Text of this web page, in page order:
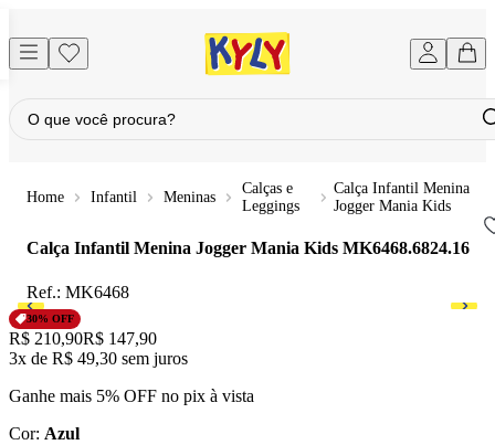
Infantil Meninas
Calças e
Leggings
Calça Infantil Menina
Jogger Mania Kids
Calça Infantil Menina Jogger Mania Kids MK6468.6824.16
Ref.: MK6468
30% OFF
Original price:
R$ 210,90Price:
R$ 147,90
3x de R$ 49,30 sem juros
Ganhe mais 5% OFF no pix à vista
Cor: Azul